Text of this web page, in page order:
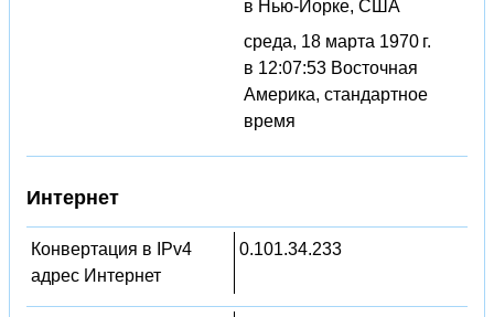
в Нью-Йорке, США
среда, 18 марта 1970 г.
в 12:07:53 Восточная
Америка, стандартное
время
Интернет
Конвертация в IPv4
адрес Интернет
0.101.34.233